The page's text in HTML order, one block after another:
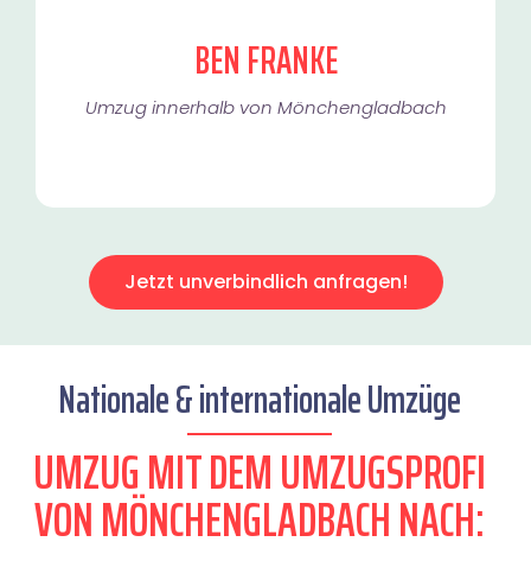
BEN FRANKE
Umzug innerhalb von Mönchengladbach​
Jetzt unverbindlich anfragen!
Nationale & internationale Umzüge
UMZUG MIT DEM UMZUGSPROFI
VON MÖNCHENGLADBACH NACH: